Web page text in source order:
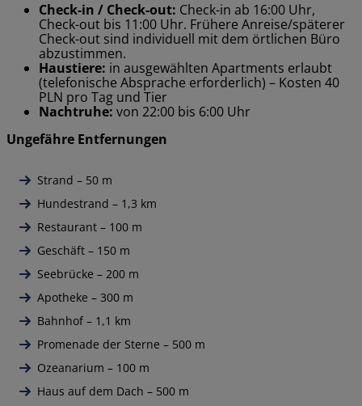
Check-in / Check-out: Check-in ab 16:00 Uhr,
Check-out bis 11:00 Uhr. Frühere Anreise/späterer
Check-out sind individuell mit dem örtlichen Büro
abzustimmen.
Haustiere: in ausgewählten Apartments erlaubt
(telefonische Absprache erforderlich) – Kosten 40
PLN pro Tag und Tier
Nachtruhe: von 22:00 bis 6:00 Uhr
Ungefähre Entfernungen
Strand – 50 m
Hundestrand – 1,3 km
Restaurant – 100 m
Geschäft – 150 m
Seebrücke – 200 m
Apotheke – 300 m
Bahnhof – 1,1 km
Promenade der Sterne – 500 m
Ozeanarium – 100 m
Haus auf dem Dach – 500 m